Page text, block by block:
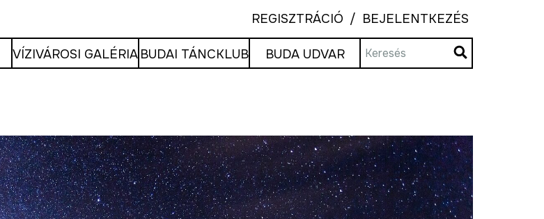
REGISZTRÁCIÓ BEJELENTKEZÉS
VÍZIVÁROSI GALÉRIA BUDAI TÁNCKLUB BUDA UDVAR